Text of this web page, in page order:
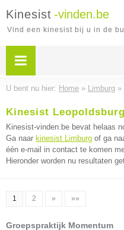
Kinesist -vinden.be
Vind een kinesist bij u in de
U bent nu hier: Home » Limburg »
Kinesist Leopoldsburg
Kinesist-vinden.be bevat helaas
Ga naar kinesist Limburg of ga
één e-mail in contact te komen
Hieronder worden nu resultaten
1 2 » »»
Groepspraktijk Momentum